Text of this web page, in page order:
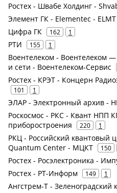
Ростех - Швабе Холдинг -
Элемент ГК - Elementec - ELMT
Цифра ГК 162 1
РТИ 155 1
Воентелеком - Воентелеком
и сети - Воентелеком-Сервис
Ростех - КРЭТ - Концерн
101 1
ЭЛАР - Электронный архив -
Роскосмос - РКС - Квант НПП
приборостроения
220 1
РКЦ - Российский квантовый
Quantum Center - МЦКТ
150
Ростех - Росэлектроника -
Ростех - РТ-Информ 149 1
Ангстрем-Т - Зеленоградский